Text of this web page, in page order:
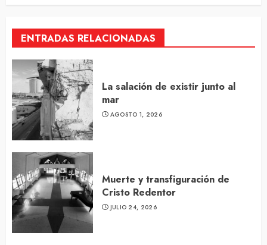
ENTRADAS RELACIONADAS
La salación de existir junto al
mar
AGOSTO 1, 2026
Muerte y transfiguración de
Cristo Redentor
JULIO 24, 2026